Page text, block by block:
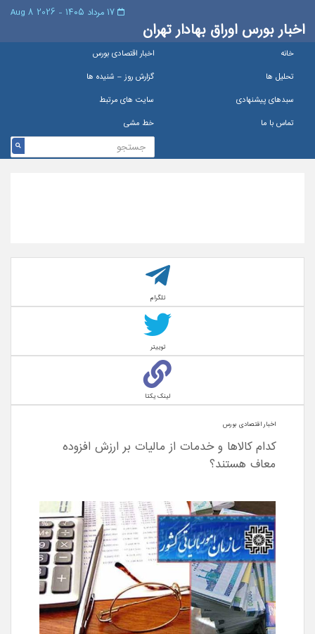
اخبار بورس اوراق بهادار تهران
خانه
اخبار اقتصادی بورس
تحلیل ها
گزارش روز – شنيده ها
سبدهای پیشنهادی
سایت های مرتبط
تماس با ما
خط مشی
تلگرام
توییتر
لینک یکتا
اخبار اقتصادی بورس
کدام کالاها و خدمات از مالیات بر ارزش افزوده
معاف هستند؟